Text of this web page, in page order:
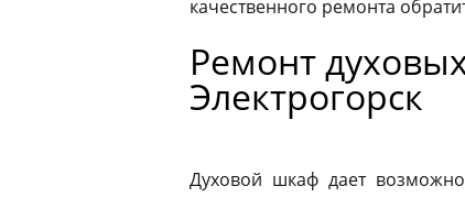
качественного ремонта
Ремонт
Электрогорск
Духовой шкаф дает